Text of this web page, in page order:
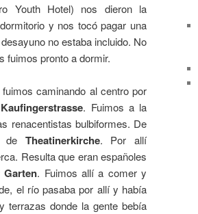
Youth Hotel) nos dieron la
y nos tocó pagar una
no estaba incluido. No
fuimos pronto a dormir.
caminando al centro por
Kaufingerstrasse. Fuimos a la
renacentistas bulbiformes. De
de Theatinerkirche. Por allí
Resulta que eran españoles
Garten. Fuimos allí a comer y
el río pasaba por allí y había
terrazas donde la gente bebía